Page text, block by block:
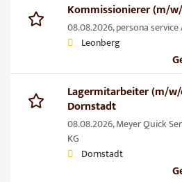
Kommissionierer (m/
08.08.2026,persona service
Leonberg
Lagermitarbeiter (m/
Dornstadt
08.08.2026,Meyer Quick
KG
Dornstadt